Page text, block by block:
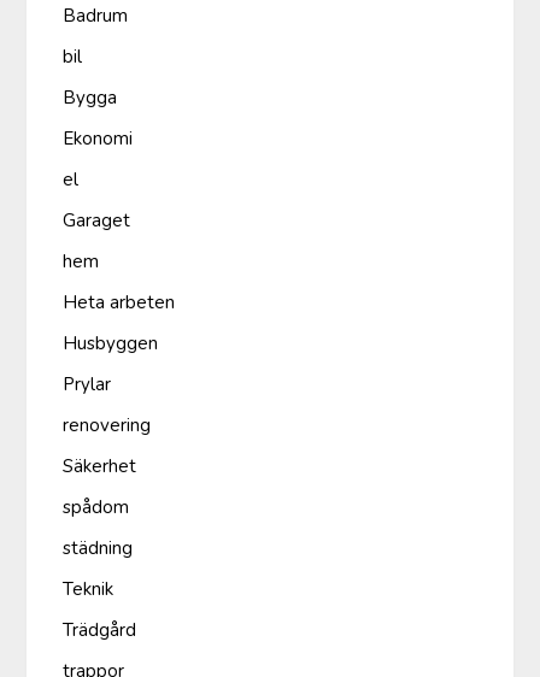
Badrum
bil
Bygga
Ekonomi
el
Garaget
hem
Heta arbeten
Husbyggen
Prylar
renovering
Säkerhet
spådom
städning
Teknik
Trädgård
trappor